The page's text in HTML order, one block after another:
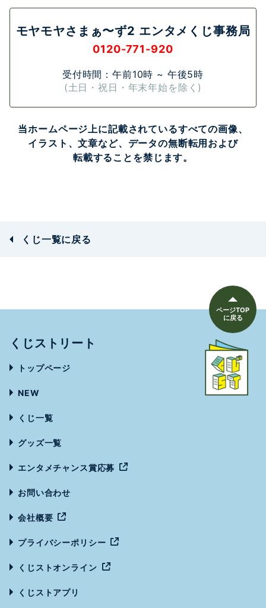
モヤモヤさまぁ〜ず2 エンタメくじ事務局
0120-771-920
受付時間：午前10時 ~ 午後5時
(土日・祝日・年末年始を除く)
当ホームページ上に記載されているすべての画像、
イラスト、文章など、 データの無断転用および
転載することを禁じます。
くじ一覧に戻る
くじストリート
トップページ
NEW
くじ一覧
グッズ一覧
エンタメチャンス賞応募
お問い合わせ
会社概要
プライバシーポリシー
くじストオンライン
くじストアプリ
ページTOP
に戻る